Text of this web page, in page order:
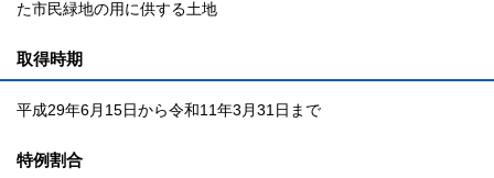
た市民緑地の用に供する土地
取得時期
平成29年6月15日から令和11年3月31日まで
特例割合